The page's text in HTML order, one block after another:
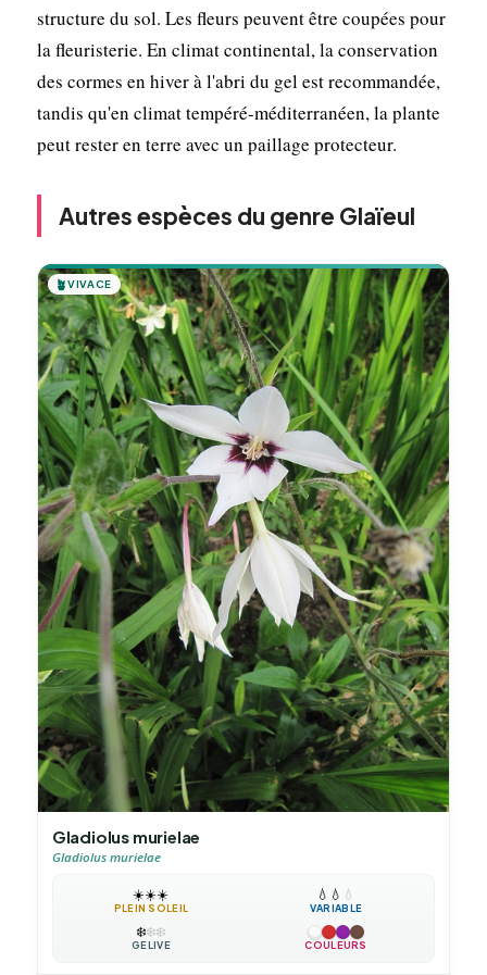
structure du sol. Les fleurs peuvent être coupées pour
la fleuristerie. En climat continental, la conservation
des cormes en hiver à l'abri du gel est recommandée,
tandis qu'en climat tempéré-méditerranéen, la plante
peut rester en terre avec un paillage protecteur.
Autres espèces du genre Glaïeul
🪴VIVACE
Gladiolus murielae
Gladiolus murielae
☀️☀️☀️
PLEIN SOLEIL
💧 💧 💧
VARIABLE
❄️❄️❄️
GÉLIVE COULEURS